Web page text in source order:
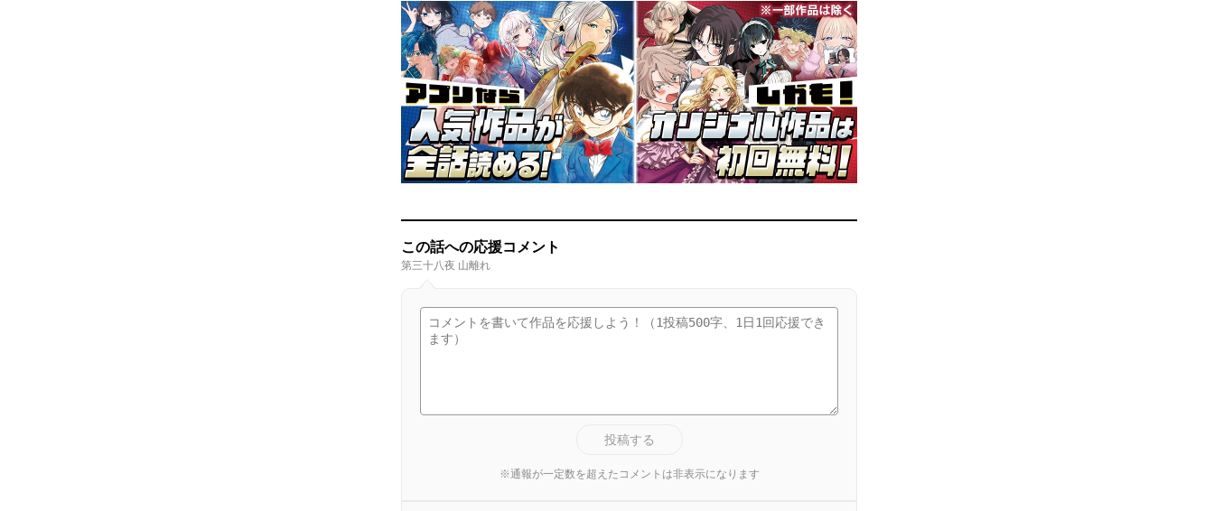
この話への応援コメント
第三十八夜 山離れ
投稿する
※通報が一定数を超えたコメントは非表示になります